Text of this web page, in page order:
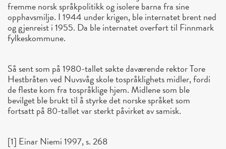
fremme norsk språkpolitikk og isolere barna fra sine
opphavsmiljø. I 1944 under krigen, ble internatet brent ned
og gjenreist i 1955. Da ble internatet overført til Finnmark
fylkeskommune.
Så sent som på 1980-tallet søkte daværende rektor Tore
Hestbråten ved Nuvsvåg skole tospråklighets midler, fordi
de fleste kom fra tospråklige hjem. Midlene som ble
bevilget ble brukt til å styrke det norske språket som
fortsatt på 80-tallet var sterkt påvirket av samisk.
[1] Einar Niemi 1997, s. 268